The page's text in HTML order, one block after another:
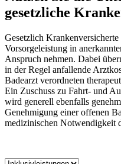
gesetzliche
Gesetzlich
Vorsorgeleistung in
Anspruch nehmen. Dabei
in der Regel anfallende
Badearzt verordneten
Ein Zuschuss zu Fahrt- und
wird generell ebenfalls
Genehmigung einer offenen
medizinischen Notwendigkeit